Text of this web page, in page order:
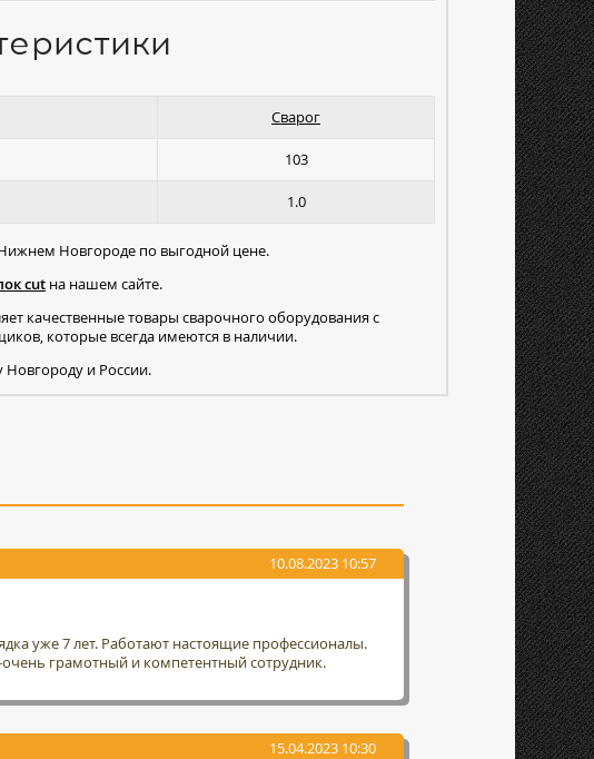
Сварог
103
1.0
Нижнем Новгороде по выгодной цене.
cut на нашем сайте.
качественные товары сварочного оборудования с
которые всегда имеются в наличии.
и России.
10.08.2023 10:57
уже 7 лет. Работают настоящие профессионалы.
грамотный и компетентный сотрудник.
15.04.2023 10:30